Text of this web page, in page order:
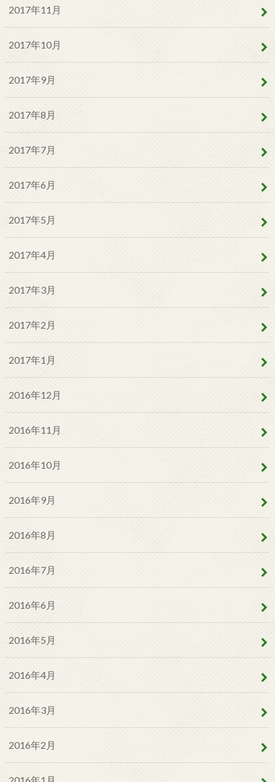
2017年11月
2017年10月
2017年9月
2017年8月
2017年7月
2017年6月
2017年5月
2017年4月
2017年3月
2017年2月
2017年1月
2016年12月
2016年11月
2016年10月
2016年9月
2016年8月
2016年7月
2016年6月
2016年5月
2016年4月
2016年3月
2016年2月